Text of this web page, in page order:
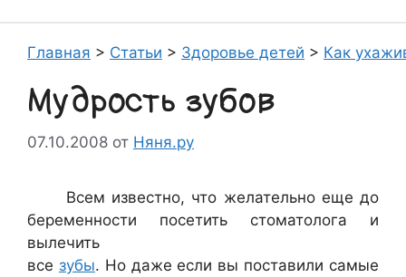
Главная > Статьи > Здоровье детей > Как
Мудрость зубов
07.10.2008 от Няня.ру
Всем известно, что желательно еще до
беременности посетить стоматолога и
вылечить
все зубы. Но даже если вы поставили самые